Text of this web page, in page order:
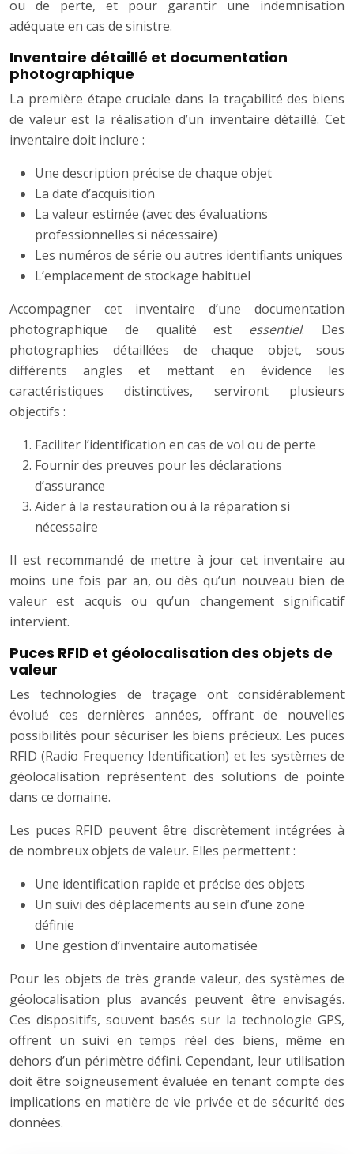
ou de perte, et pour garantir une indemnisation
adéquate en cas de sinistre.
Inventaire détaillé et documentation
photographique
La première étape cruciale dans la traçabilité des biens
de valeur est la réalisation d’un inventaire détaillé. Cet
inventaire doit inclure :
Une description précise de chaque objet
La date d’acquisition
La valeur estimée (avec des évaluations
professionnelles si nécessaire)
Les numéros de série ou autres identifiants uniques
L’emplacement de stockage habituel
Accompagner cet inventaire d’une documentation
photographique de qualité est essentiel. Des
photographies détaillées de chaque objet, sous
différents angles et mettant en évidence les
caractéristiques distinctives, serviront plusieurs
objectifs :
Faciliter l’identification en cas de vol ou de perte
Fournir des preuves pour les déclarations
d’assurance
Aider à la restauration ou à la réparation si
nécessaire
Il est recommandé de mettre à jour cet inventaire au
moins une fois par an, ou dès qu’un nouveau bien de
valeur est acquis ou qu’un changement significatif
intervient.
Puces RFID et géolocalisation des objets de
valeur
Les technologies de traçage ont considérablement
évolué ces dernières années, offrant de nouvelles
possibilités pour sécuriser les biens précieux. Les puces
RFID (Radio Frequency Identification) et les systèmes de
géolocalisation représentent des solutions de pointe
dans ce domaine.
Les puces RFID peuvent être discrètement intégrées à
de nombreux objets de valeur. Elles permettent :
Une identification rapide et précise des objets
Un suivi des déplacements au sein d’une zone
définie
Une gestion d’inventaire automatisée
Pour les objets de très grande valeur, des systèmes de
géolocalisation plus avancés peuvent être envisagés.
Ces dispositifs, souvent basés sur la technologie GPS,
offrent un suivi en temps réel des biens, même en
dehors d’un périmètre défini. Cependant, leur utilisation
doit être soigneusement évaluée en tenant compte des
implications en matière de vie privée et de sécurité des
données.